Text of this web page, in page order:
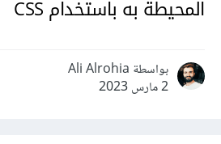
المحيطة به باستخدام CSS
بواسطة Ali Alrohia
2 مارس 2023